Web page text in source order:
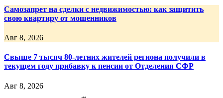
Самозапрет на сделки с недвижимостью: как защитить
свою квартиру от мошенников
Авг 8, 2026
Свыше 7 тысяч 80-летних жителей региона получили в
текущем году прибавку к пенсии от Отделения СФР
Авг 8, 2026